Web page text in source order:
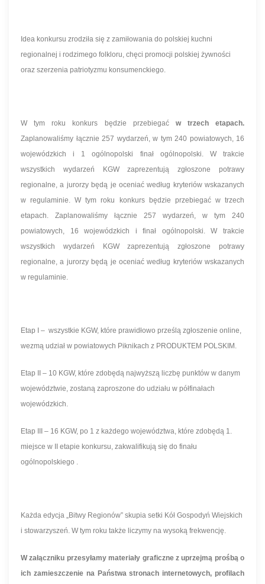
Idea konkursu zrodziła się z zamiłowania do polskiej kuchni
regionalnej i rodzimego folkloru, chęci promocji polskiej żywności
oraz szerzenia patriotyzmu konsumenckiego.
W tym roku konkurs będzie przebiegać w trzech etapach.
Zaplanowaliśmy łącznie 257 wydarzeń, w tym 240 powiatowych, 16
wojewódzkich i 1 ogólnopolski finał ogólnopolski. W trakcie
wszystkich wydarzeń KGW zaprezentują zgłoszone potrawy
regionalne, a jurorzy będą je oceniać według kryteriów wskazanych
w regulaminie. W tym roku konkurs będzie przebiegać w trzech
etapach. Zaplanowaliśmy łącznie 257 wydarzeń, w tym 240
powiatowych, 16 wojewódzkich i finał ogólnopolski. W trakcie
wszystkich wydarzeń KGW zaprezentują zgłoszone potrawy
regionalne, a jurorzy będą je oceniać według kryteriów wskazanych
w regulaminie.
Etap I – wszystkie KGW, które prawidłowo prześlą zgłoszenie online,
wezmą udział w powiatowych Piknikach z PRODUKTEM POLSKIM.
Etap II – 10 KGW, które zdobędą najwyższą liczbę punktów w danym
województwie, zostaną zaproszone do udziału w półfinałach
wojewódzkich.
Etap III – 16 KGW, po 1 z każdego województwa, które zdobędą 1.
miejsce w II etapie konkursu, zakwalifikują się do finału
ogólnopolskiego .
Każda edycja „Bitwy Regionów” skupia setki Kół Gospodyń Wiejskich
i stowarzyszeń. W tym roku także liczymy na wysoką frekwencję.
W załączniku przesyłamy materiały graficzne z uprzejmą prośbą o
ich zamieszczenie na Państwa stronach internetowych, profilach